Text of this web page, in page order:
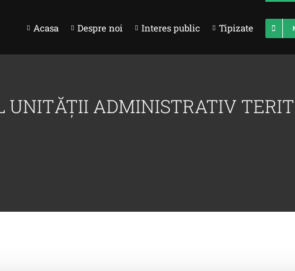
Acasa Despre noi Interes public Tipizate
UNITĂȚII ADMINISTRATIV